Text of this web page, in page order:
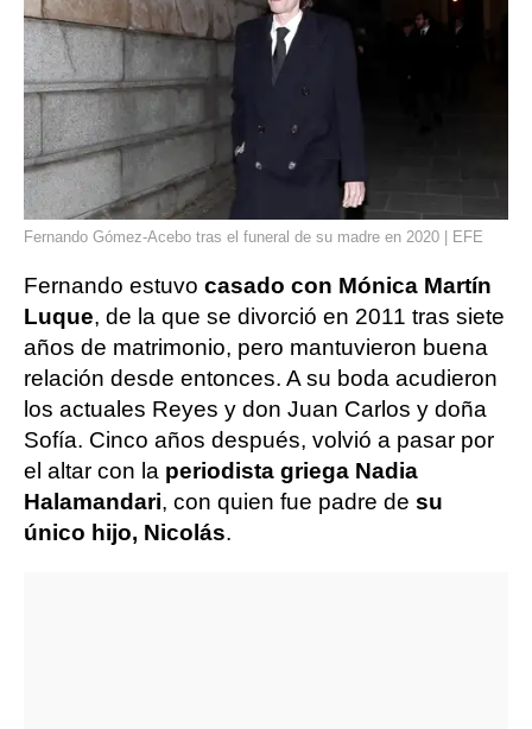
Fernando Gómez-Acebo tras el funeral de su madre en 2020 | EFE
Fernando estuvo casado con Mónica Martín
Luque, de la que se divorció en 2011 tras siete
años de matrimonio, pero mantuvieron buena
relación desde entonces. A su boda acudieron
los actuales Reyes y don Juan Carlos y doña
Sofía. Cinco años después, volvió a pasar por
el altar con la periodista griega Nadia
Halamandari, con quien fue padre de su
único hijo, Nicolás.